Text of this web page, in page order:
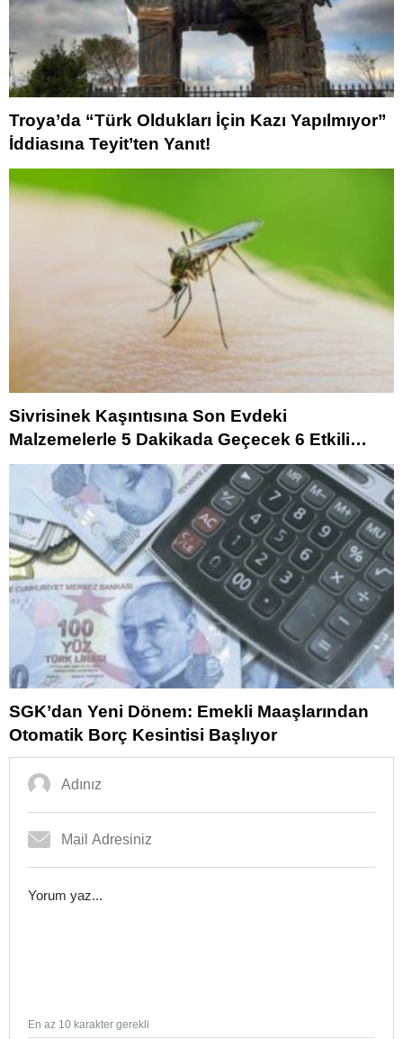
Troya’da “Türk Oldukları İçin Kazı Yapılmıyor”
İddiasına Teyit’ten Yanıt!
Sivrisinek Kaşıntısına Son Evdeki
Malzemelerle 5 Dakikada Geçecek 6 Etkili
Çözüm
SGK’dan Yeni Dönem: Emekli Maaşlarından
Otomatik Borç Kesintisi Başlıyor
En az 10 karakter gerekli